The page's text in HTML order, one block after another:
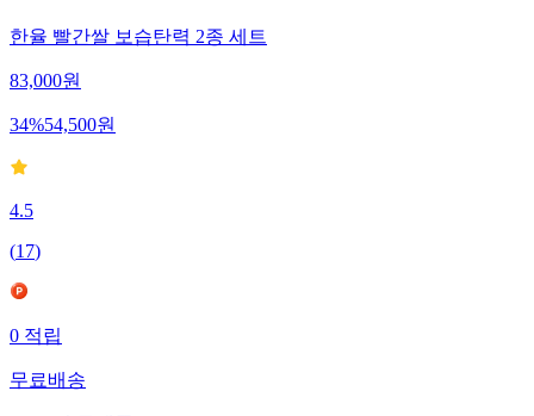
한율 빨간쌀 보습탄력 2종 세트
83,000원
34%54,500원
4.5
(17)
0적립
무료배송